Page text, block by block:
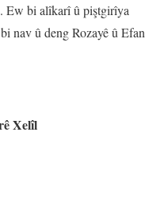
Ew bi alîkarî û piştgirîya
nav û deng Rozayê û Efan
Xelîl